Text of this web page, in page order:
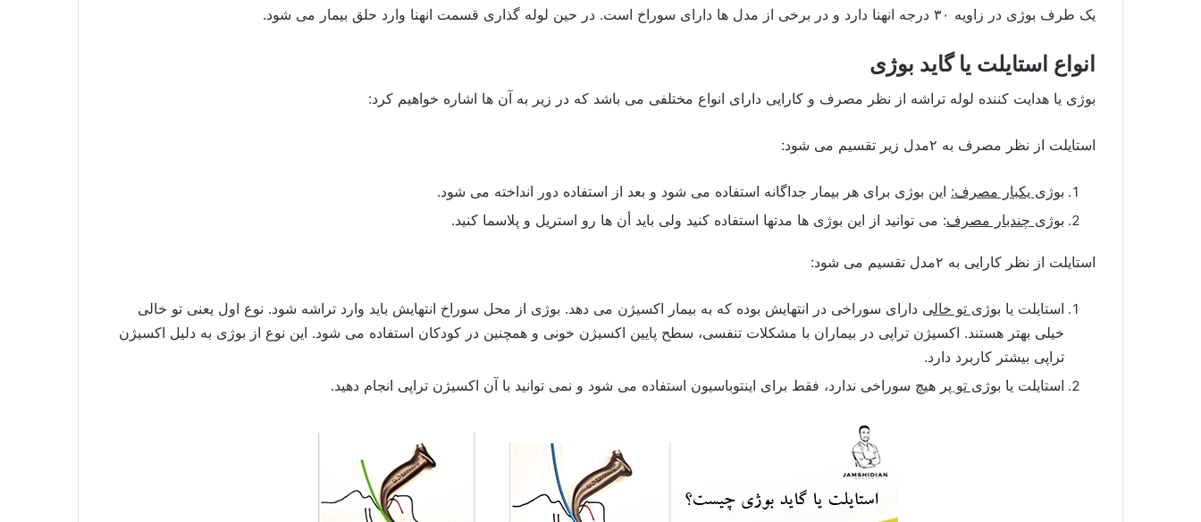
یک طرف بوژی در زاویه ۳۰ درجه انهنا دارد و در برخی از مدل ها دارای سوراخ است. در حین لوله گذاری قسمت انهنا وارد حلق بیمار می شود.
انواع استایلت یا گاید بوژی
بوژی یا هدایت کننده لوله تراشه از نظر مصرف و کارایی دارای انواع مختلفی می باشد که در زیر به آن ها اشاره خواهیم کرد:
استایلت از نظر مصرف به ۲مدل زیر تقسیم می شود:
بوژی یکبار مصرف: این بوژی برای هر بیمار جداگانه استفاده می شود و بعد از استفاده دور انداخته می شود.
بوژی چندبار مصرف: می توانید از این بوژی ها مدتها استفاده کنید ولی باید أن ها رو استریل و پلاسما کنید.
استایلت از نظر کارایی به ۲مدل تقسیم می شود:
استایلت یا بوژی تو خالی دارای سوراخی در انتهایش بوده که به بیمار اکسیژن می دهد. بوژی از محل سوراخ انتهایش باید وارد تراشه شود. نوع اول یعنی تو خالی
خیلی بهتر هستند. اکسیژن تراپی در بیماران با مشکلات تنفسی، سطح پایین اکسیژن خونی و همچنین در کودکان استفاده می شود. این نوع از بوژی به دلیل اکسیژن
تراپی بیشتر کاربرد دارد.
استایلت یا بوژی تو پر هیچ سوراخی ندارد، فقط برای اینتوباسیون استفاده می شود و نمی توانید با آن اکسیژن تراپی انجام دهید.